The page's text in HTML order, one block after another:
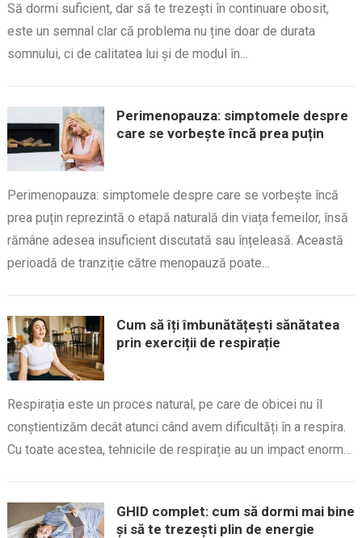
Să dormi suficient, dar să te trezești în continuare obosit,
este un semnal clar că problema nu ține doar de durata
somnului, ci de calitatea lui și de modul în…
Perimenopauza: simptomele despre
care se vorbește încă prea puțin
Perimenopauza: simptomele despre care se vorbește încă
prea puțin reprezintă o etapă naturală din viața femeilor, însă
rămâne adesea insuficient discutată sau înțeleasă. Această
perioadă de tranziție către menopauză poate…
Cum să îți îmbunătățești sănătatea
prin exerciții de respirație
Respirația este un proces natural, pe care de obicei nu îl
conștientizăm decât atunci când avem dificultăți în a respira.
Cu toate acestea, tehnicile de respirație au un impact enorm…
GHID complet: cum să dormi mai bine
și să te trezești plin de energie